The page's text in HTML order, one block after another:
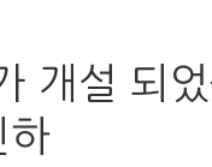
개설 되
하